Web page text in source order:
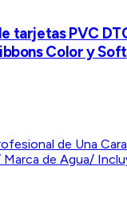
tarjetas PVC
Color y